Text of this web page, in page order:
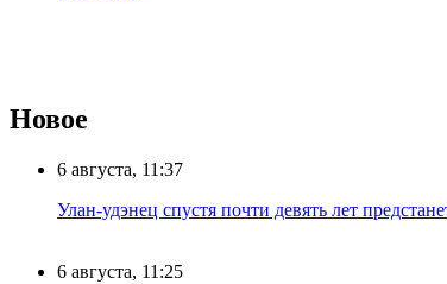
Новое
6 августа, 11:37
Улан-удэнец спустя почти девять лет
6 августа, 11:25